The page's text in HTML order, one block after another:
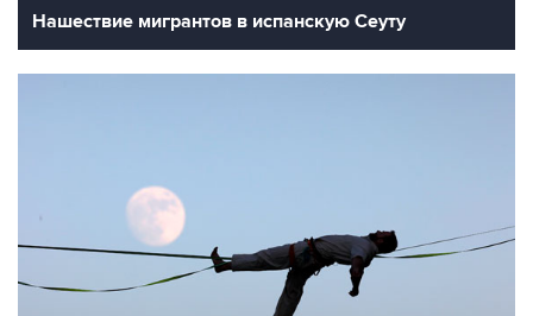
Нашествие мигрантов в испанскую Сеуту